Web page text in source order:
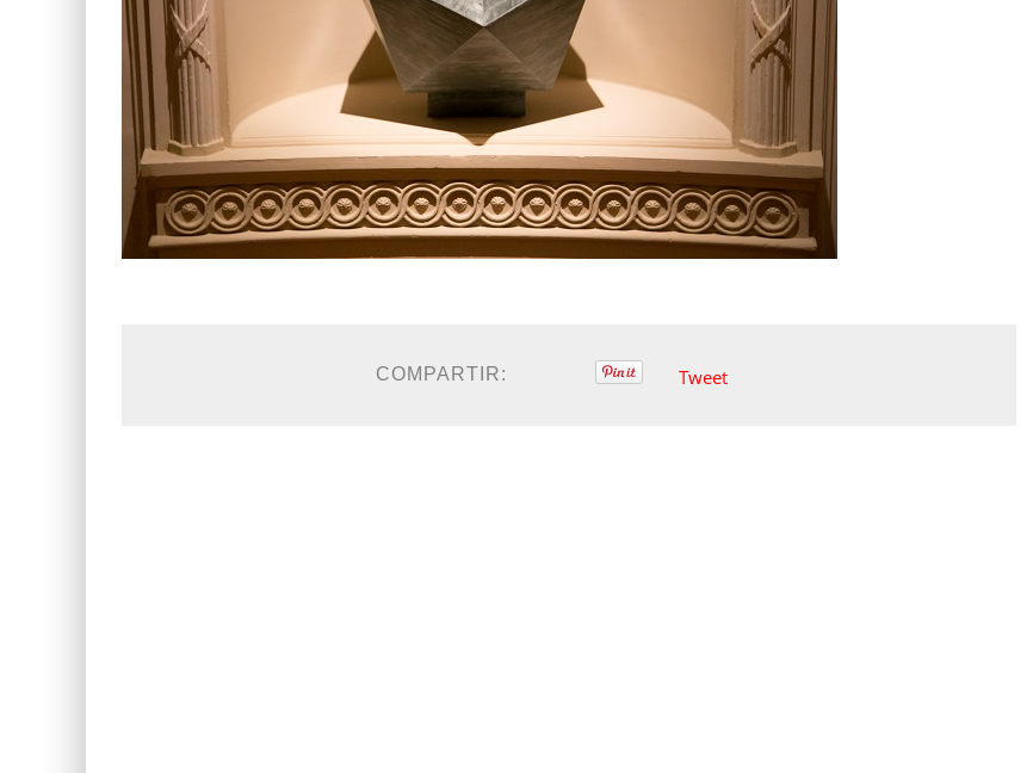
COMPARTIR: Tweet